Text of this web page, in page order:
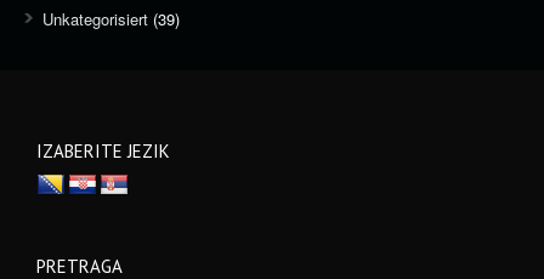
Unkategorisiert (39)
IZABERITE JEZIK
PRETRAGA